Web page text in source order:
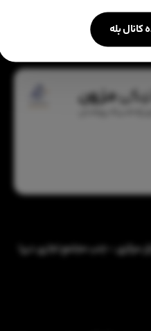
مرکزی - جنب مجتمع تجاری دریا
بله